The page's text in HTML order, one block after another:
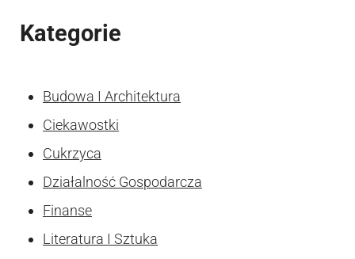
Kategorie
Budowa I Architektura
Ciekawostki
Cukrzyca
Działalność Gospodarcza
Finanse
Literatura I Sztuka